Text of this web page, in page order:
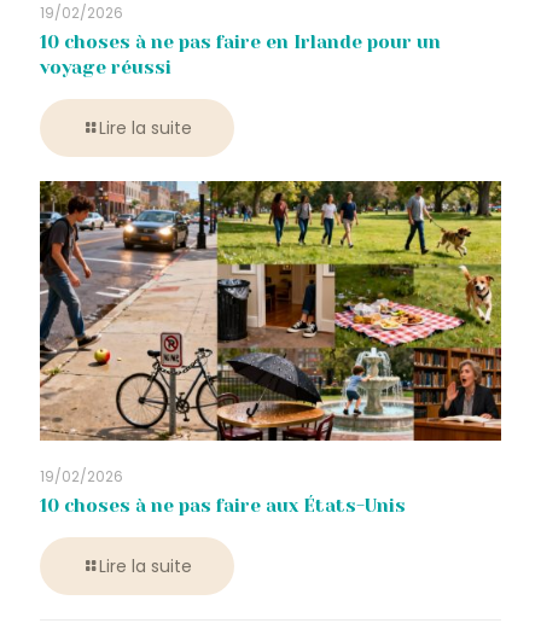
19/02/2026
10 choses à ne pas faire en Irlande pour un
voyage réussi
Lire la suite
19/02/2026
10 choses à ne pas faire aux États-Unis
Lire la suite